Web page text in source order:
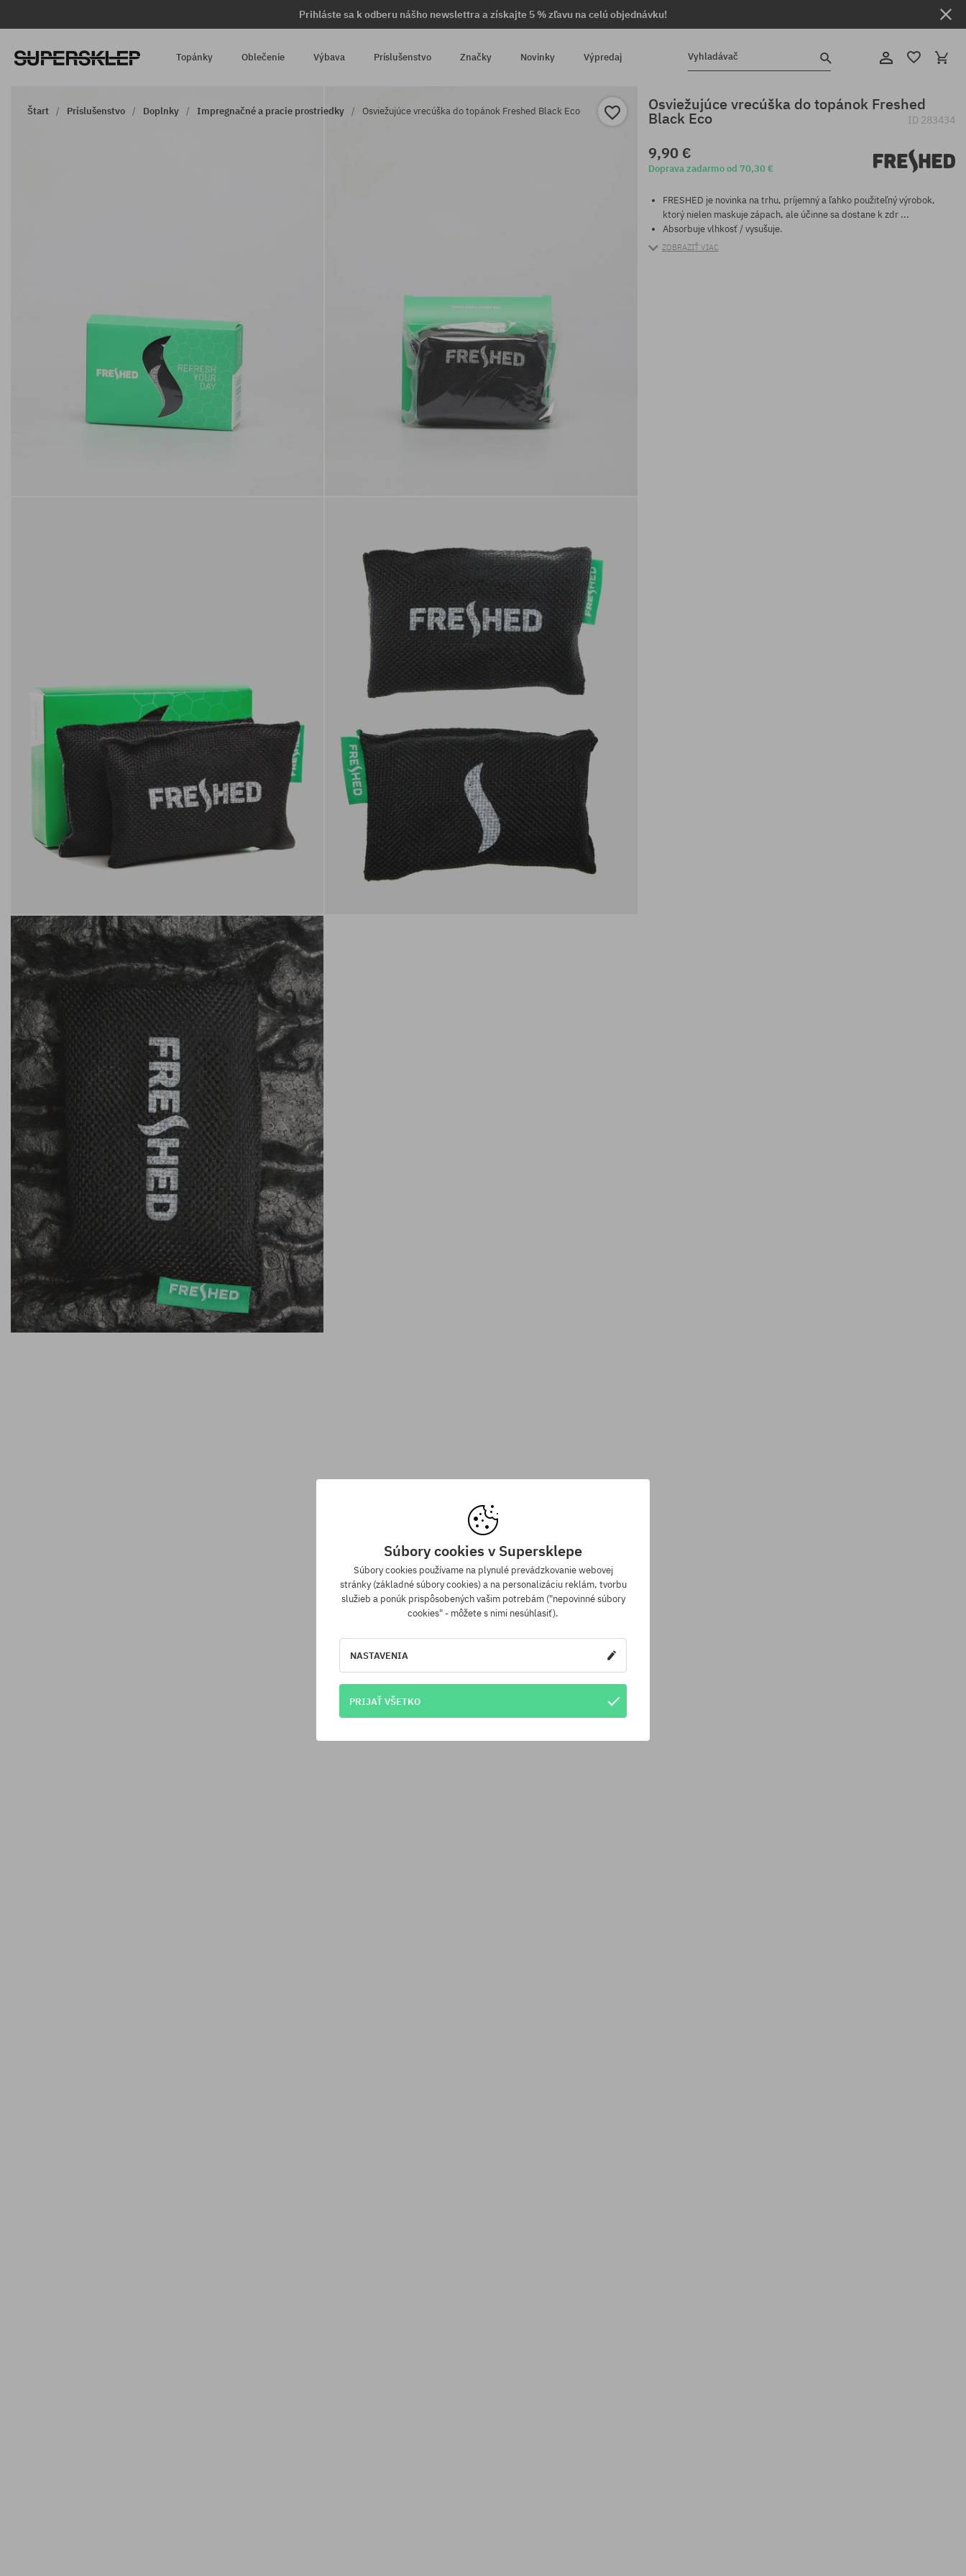
Prihláste sa k odberu nášho newslettra a získajte 5 % zľavu na celú objednávku!
Topánky Oblečenie Výbava Príslušenstvo Značky Novinky Výpredaj Vyhladávač
Štart Príslušenstvo Doplnky Impregnačné a pracie prostriedky Osviežujúce vrecúška do topánok Freshed Black Eco Osviežujúce vrecúška do topánok Freshed
Black Eco ID 283434
9,90 €
Doprava zadarmo od 70,30 €
FRESHED je novinka na trhu, príjemný a ľahko použiteľný výrobok,
ktorý nielen maskuje zápach, ale účinne sa dostane k zdr ...
Absorbuje vlhkosť / vysušuje.
ZOBRAZIŤ VIAC
Súbory cookies v Supersklepe
Súbory cookies používame na plynulé prevádzkovanie webovej
stránky (základné súbory cookies) a na personalizáciu reklám, tvorbu
služieb a ponúk prispôsobených vašim potrebám ("nepovinné súbory
cookies" - môžete s nimi nesúhlasiť).
NASTAVENIA
PRIJAŤ VŠETKO